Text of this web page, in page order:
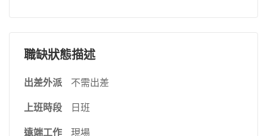
職缺狀態描述
出差外派
不需出差
上班時段
日班
遠端工作
現場